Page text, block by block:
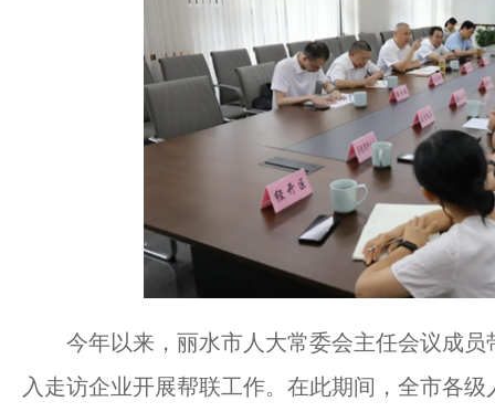
今年以来，丽水市人大常委会主任会议成员
入走访企业开展帮联工作。在此期间，全市各级